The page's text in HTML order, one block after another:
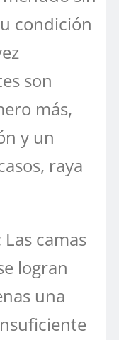
condición
son
más,
y un
raya
camas
logran
una